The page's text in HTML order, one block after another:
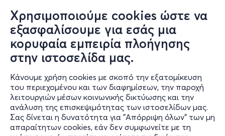
Χρησιμοποιούμε cookies ώστε να
εξασφαλίσουμε για εσάς μια
κορυφαία εμπειρία πλοήγησης
στην ιστοσελίδα μας.
Κάνουμε χρήση cookies με σκοπό την εξατομίκευση
του περιεχομένου και των διαφημίσεων, την παροχή
λειτουργιών μέσων κοινωνικής δικτύωσης και την
ανάλυση της επισκεψιμότητας των ιστοσελίδων μας.
Σας δίνεται η δυνατότητα για "Απόρριψη όλων" των μη
απαραίτητων cookies, εάν δεν συμφωνείτε με τη